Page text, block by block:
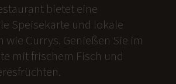
bietet eine
Speisekarte und lokale
wie Currys. Genießen Sie im
mit frischem Fisch und